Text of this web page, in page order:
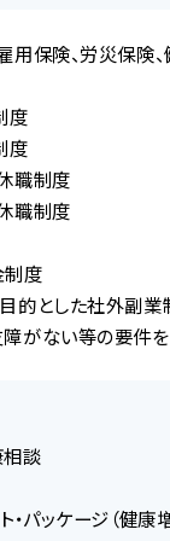
用保険、労災保険
度
度
職制度
職制度
度
的とした社外副業
がない等の要件を
談
・パッケージ（健